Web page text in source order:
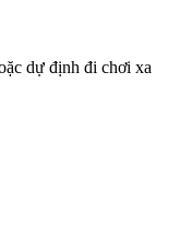
dự định đi chơi xa